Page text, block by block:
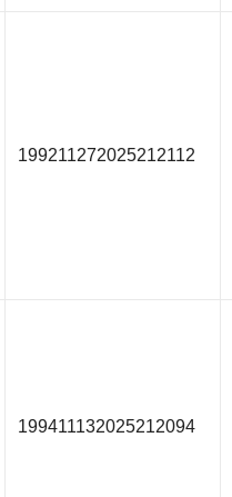
199211272025212112
199411132025212094